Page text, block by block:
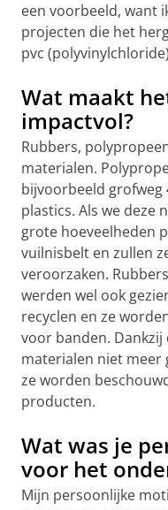
een voorbeeld, want
projecten die het
pvc
Wat maakt
impactvol?
Rubbers,
materialen.
bijvoorbeeld grofweg
plastics. Als we deze
grote hoeveelheden
vuilnisbelt en zullen
veroorzaken.
werden wel ook
recyclen en ze
voor banden.
materialen niet meer
ze worden
producten.
Wat was je
voor het
Mijn persoonlijke